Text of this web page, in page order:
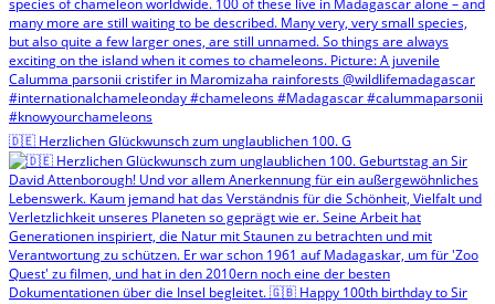
🇩🇪 Herzlichen Glückwunsch zum unglaublichen 100. G